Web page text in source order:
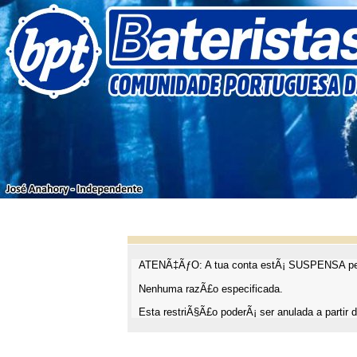
ATENÃ‡ÃƒO: A tua conta estÃ¡ SUSPENSA
Nenhuma razÃ£o especificada.
Esta restriÃ§Ã£o poderÃ¡ ser anulada a partir